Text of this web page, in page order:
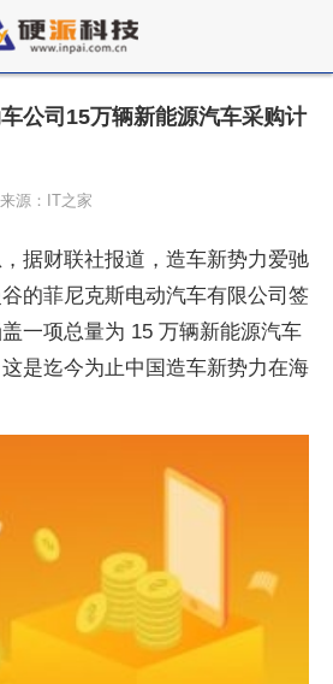
公司15万辆新能源汽车采购计
源：IT之家
据财联社报道，造车新势力爱驰
的菲尼克斯电动汽车有限公司签
一项总量为 15 万辆新能源汽车
是迄今为止中国造车新势力在海